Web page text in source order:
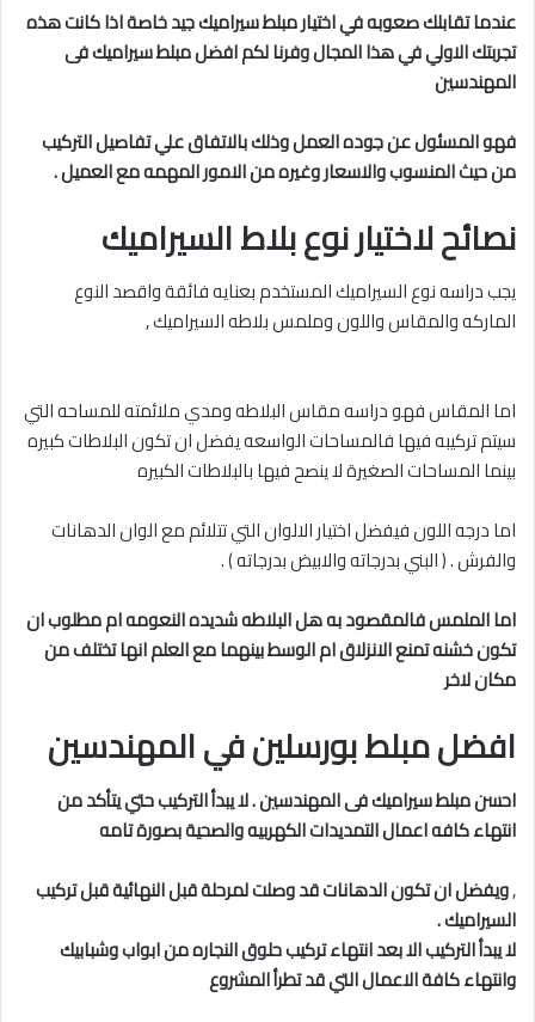
عندما تقابلك صعوبه في اختيار مبلط سيراميك جيد خاصة اذا كانت هذه
تجربتك الاولي في هذا المجال وفرنا لكم افضل مبلط سيراميك فى
المهندسين
فهو المسئول عن جوده العمل وذلك بالاتفاق علي تفاصيل التركيب
من حيث المنسوب والاسعار وغيره من الامور المهمه مع العميل .
نصائح لاختيار نوع بلاط السيراميك
يجب دراسه نوع السيراميك المستخدم بعنايه فائقة واقصد النوع
الماركه والمقاس واللون وملمس بلاطه السيراميك ,
اما المقاس فهو دراسه مقاس البلاطه ومدي ملائمته للمساحه التي
سيتم تركيبه فيها فالمساحات الواسعه يفضل ان تكون البلاطات كبيره
بينما المساحات الصغيرة لا ينصح فيها بالبلاطات الكبيره
اما درجه اللون فيفضل اختيار الالوان التي تتلائم مع الوان الدهانات
والفرش . ( البني بدرجاته والابيض بدرجاته ) .
اما الملمسفالمقصود به هل البلاطه شديده النعومه ام مطلوب ان
تكون خشنه تمنع الانزلاق ام الوسط بينهما مع العلم انها تختلف من
مكان لاخر
افضل مبلط بورسلين في المهندسين
احسن مبلط سيراميك فى المهندسين . لا يبدأ التركيب حتي يتأكد من
انتهاء كافه اعمال التمديدات الكهربيه والصحية بصورة تامه
,ويفضل ان تكون الدهانات قد وصلت لمرحلة قبل النهائية قبل تركيب
السيراميك .
لا يبدأ التركيب الا بعد انتهاء تركيب حلوق النجاره من ابواب وشبابيك
وانتهاء كافة الاعمال التي قد تطرأ المشروع